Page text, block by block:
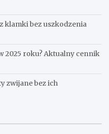
klamki bez uszkodzenia
2025 roku? Aktualny cennik
zwijane bez ich